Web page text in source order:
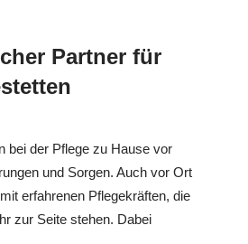
Partner für
bei der Pflege zu Hause vor
und Sorgen. Auch vor Ort
erfahrenen Pflegekräften, die
zur Seite stehen. Dabei